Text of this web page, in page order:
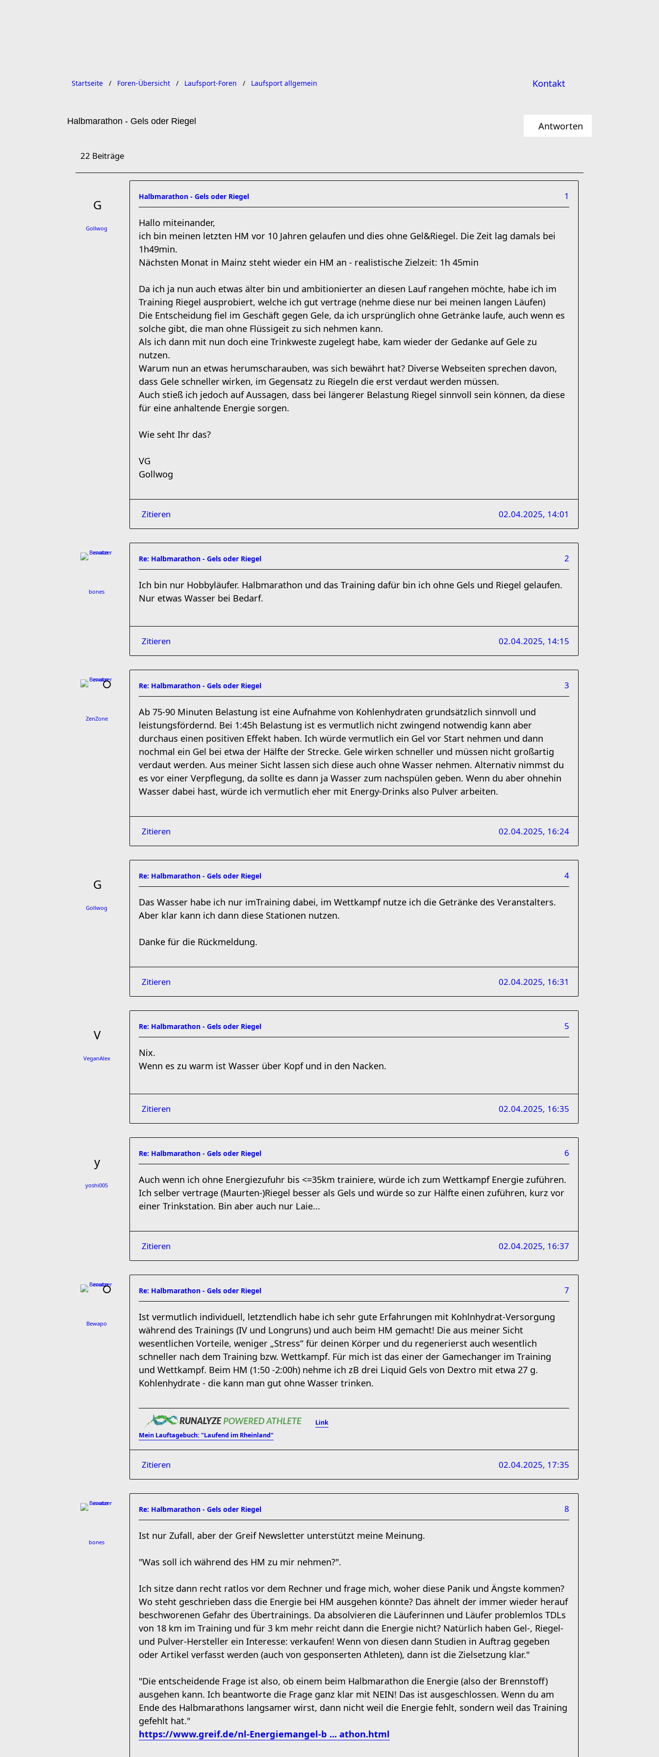
Kontakt
Startseite Foren-Übersicht Laufsport-Foren Laufsport allgemein
Halbmarathon - Gels oder Riegel Antworten
22 Beiträge
Gollwog
Halbmarathon - Gels oder Riegel 1
Hallo miteinander,
ich bin meinen letzten HM vor 10 Jahren gelaufen und dies ohne Gel&Riegel. Die Zeit lag damals bei
1h49min.
Nächsten Monat in Mainz steht wieder ein HM an - realistische Zielzeit: 1h 45min
Da ich ja nun auch etwas älter bin und ambitionierter an diesen Lauf rangehen möchte, habe ich im
Training Riegel ausprobiert, welche ich gut vertrage (nehme diese nur bei meinen langen Läufen)
Die Entscheidung fiel im Geschäft gegen Gele, da ich ursprünglich ohne Getränke laufe, auch wenn es
solche gibt, die man ohne Flüssigeit zu sich nehmen kann.
Als ich dann mit nun doch eine Trinkweste zugelegt habe, kam wieder der Gedanke auf Gele zu
nutzen.
Warum nun an etwas herumscharauben, was sich bewährt hat? Diverse Webseiten sprechen davon,
dass Gele schneller wirken, im Gegensatz zu Riegeln die erst verdaut werden müssen.
Auch stieß ich jedoch auf Aussagen, dass bei längerer Belastung Riegel sinnvoll sein können, da diese
für eine anhaltende Energie sorgen.
Wie seht Ihr das?
VG
Gollwog
Zitieren 02.04.2025, 14:01
bones
Re: Halbmarathon - Gels oder Riegel 2
Ich bin nur Hobbyläufer. Halbmarathon und das Training dafür bin ich ohne Gels und Riegel gelaufen.
Nur etwas Wasser bei Bedarf.
Zitieren 02.04.2025, 14:15
ZenZone
Re: Halbmarathon - Gels oder Riegel 3
Ab 75-90 Minuten Belastung ist eine Aufnahme von Kohlenhydraten grundsätzlich sinnvoll und
leistungsfördernd. Bei 1:45h Belastung ist es vermutlich nicht zwingend notwendig kann aber
durchaus einen positiven Effekt haben. Ich würde vermutlich ein Gel vor Start nehmen und dann
nochmal ein Gel bei etwa der Hälfte der Strecke. Gele wirken schneller und müssen nicht großartig
verdaut werden. Aus meiner Sicht lassen sich diese auch ohne Wasser nehmen. Alternativ nimmst du
es vor einer Verpflegung, da sollte es dann ja Wasser zum nachspülen geben. Wenn du aber ohnehin
Wasser dabei hast, würde ich vermutlich eher mit Energy-Drinks also Pulver arbeiten.
Zitieren 02.04.2025, 16:24
Gollwog
Re: Halbmarathon - Gels oder Riegel 4
Das Wasser habe ich nur imTraining dabei, im Wettkampf nutze ich die Getränke des Veranstalters.
Aber klar kann ich dann diese Stationen nutzen.
Danke für die Rückmeldung.
Zitieren 02.04.2025, 16:31
VeganAlex
Re: Halbmarathon - Gels oder Riegel 5
Nix.
Wenn es zu warm ist Wasser über Kopf und in den Nacken.
Zitieren 02.04.2025, 16:35
yoshi005
Re: Halbmarathon - Gels oder Riegel 6
Auch wenn ich ohne Energiezufuhr bis <=35km trainiere, würde ich zum Wettkampf Energie zuführen.
Ich selber vertrage (Maurten-)Riegel besser als Gels und würde so zur Hälfte einen zuführen, kurz vor
einer Trinkstation. Bin aber auch nur Laie...
Zitieren 02.04.2025, 16:37
Bewapo
Re: Halbmarathon - Gels oder Riegel 7
Ist vermutlich individuell, letztendlich habe ich sehr gute Erfahrungen mit Kohlnhydrat-Versorgung
während des Trainings (IV und Longruns) und auch beim HM gemacht! Die aus meiner Sicht
wesentlichen Vorteile, weniger „Stress“ für deinen Körper und du regenerierst auch wesentlich
schneller nach dem Training bzw. Wettkampf. Für mich ist das einer der Gamechanger im Training
und Wettkampf. Beim HM (1:50 -2:00h) nehme ich zB drei Liquid Gels von Dextro mit etwa 27 g.
Kohlenhydrate - die kann man gut ohne Wasser trinken.
Link
Mein Lauftagebuch: "Laufend im Rheinland"
Zitieren 02.04.2025, 17:35
bones
Re: Halbmarathon - Gels oder Riegel 8
Ist nur Zufall, aber der Greif Newsletter unterstützt meine Meinung.
"Was soll ich während des HM zu mir nehmen?".
Ich sitze dann recht ratlos vor dem Rechner und frage mich, woher diese Panik und Ängste kommen?
Wo steht geschrieben dass die Energie bei HM ausgehen könnte? Das ähnelt der immer wieder herauf
beschworenen Gefahr des Übertrainings. Da absolvieren die Läuferinnen und Läufer problemlos TDLs
von 18 km im Training und für 3 km mehr reicht dann die Energie nicht? Natürlich haben Gel-, Riegel-
und Pulver-Hersteller ein Interesse: verkaufen! Wenn von diesen dann Studien in Auftrag gegeben
oder Artikel verfasst werden (auch von gesponserten Athleten), dann ist die Zielsetzung klar."
"Die entscheidende Frage ist also, ob einem beim Halbmarathon die Energie (also der Brennstoff)
ausgehen kann. Ich beantworte die Frage ganz klar mit NEIN! Das ist ausgeschlossen. Wenn du am
Ende des Halbmarathons langsamer wirst, dann nicht weil die Energie fehlt, sondern weil das Training
gefehlt hat."
https://www.greif.de/nl-Energiemangel-b ... athon.html